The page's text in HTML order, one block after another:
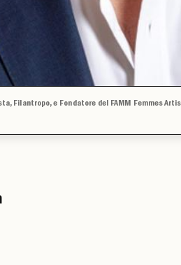
Filantropo, e Fondatore del FAMM Femmes